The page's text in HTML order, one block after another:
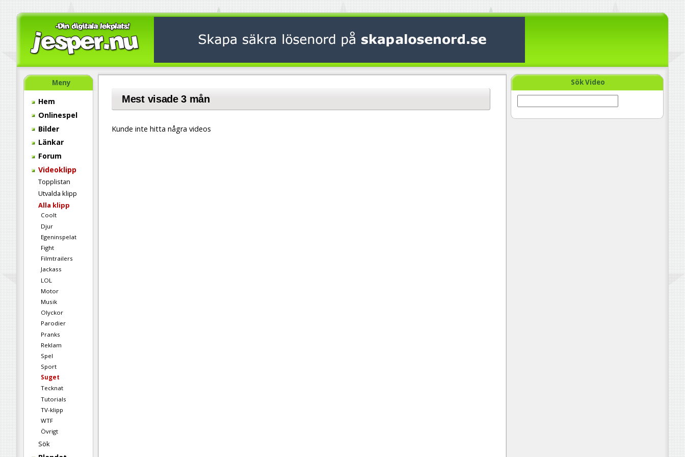
Meny
Hem
Onlinespel
Bilder
Länkar
Forum
Videoklipp
Topplistan
Utvalda klipp
Alla klipp
Coolt
Djur
Egeninspelat
Fight
Filmtrailers
Jackass
LOL
Motor
Musik
Olyckor
Parodier
Pranks
Reklam
Spel
Sport
Suget
Tecknat
Tutorials
TV-klipp
WTF
Övrigt
Sök
Sök Video
Mest visade 3 mån
Kunde inte hitta några videos